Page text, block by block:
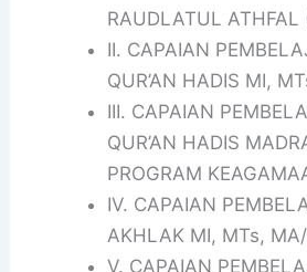
RAUDLATUL ATHFAL
II. CAPAIAN
QUR’AN HADIS MI,
III. CAPAIAN
QUR’AN HADIS
PROGRAM
IV. CAPAIAN
AKHLAK MI, MTs,
V. CAPAIAN